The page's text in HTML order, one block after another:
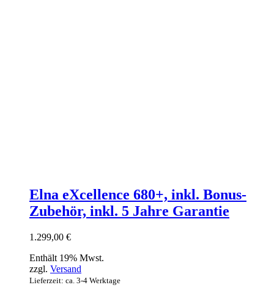
Elna eXcellence 680+, inkl. Bonus-
Zubehör, inkl. 5 Jahre Garantie
1.299,00 €
Enthält 19% Mwst.
zzgl. Versand
Lieferzeit: ca. 3-4 Werktage